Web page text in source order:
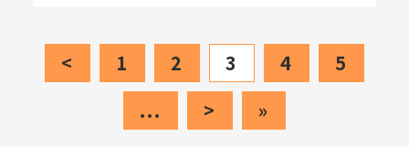
< 1 2 3 4
5
...
> »